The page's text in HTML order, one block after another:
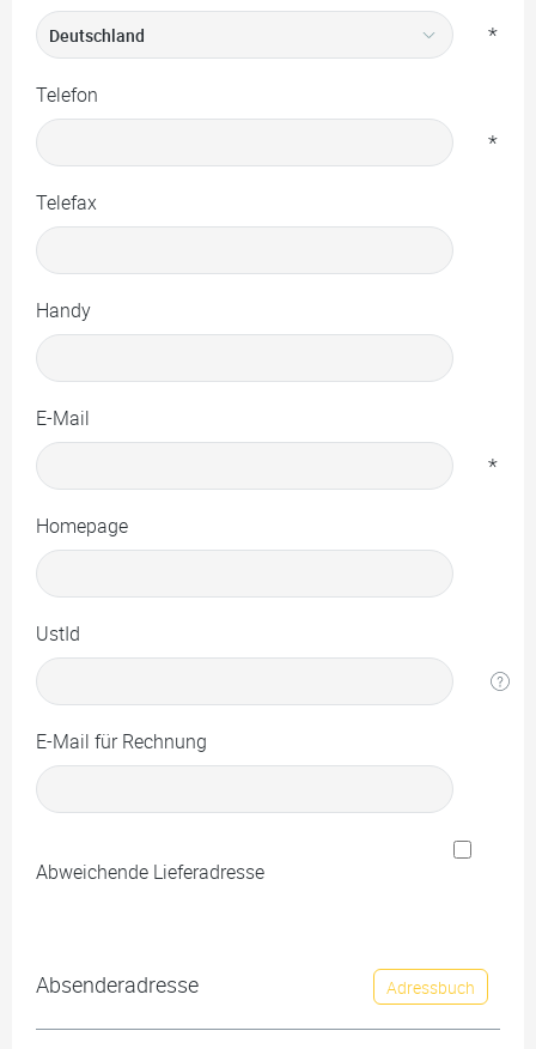
*
Telefon
*
Telefax
Handy
E-Mail
*
Homepage
UstId
E-Mail für Rechnung
Abweichende Lieferadresse
Absenderadresse Adressbuch